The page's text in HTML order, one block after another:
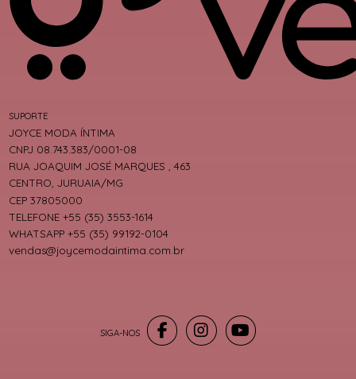
SUPORTE
JOYCE MODA ÍNTIMA
CNPJ 08.743.383/0001-08
RUA JOAQUIM JOSÉ MARQUES , 463
CENTRO, JURUAIA/MG
CEP 37805000
TELEFONE +55 (35) 3553-1614
WHATSAPP +55 (35) 99192-0104
vendas@joycemodaintima.com.br